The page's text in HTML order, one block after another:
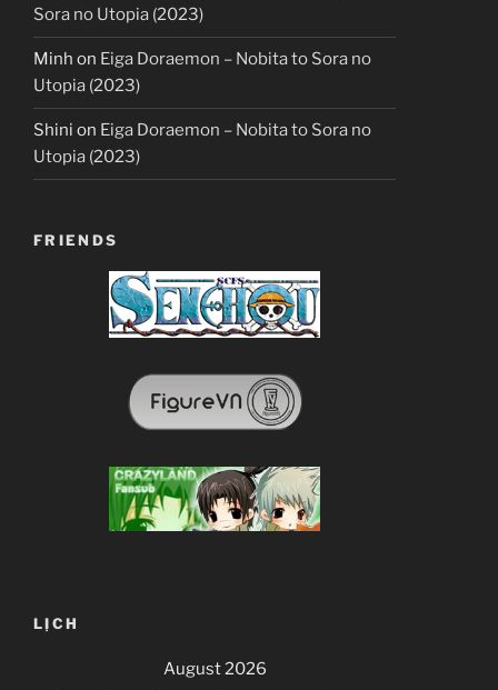
Sora no Utopia (2023)
Minh on Eiga Doraemon – Nobita to Sora no
Utopia (2023)
Shini on Eiga Doraemon – Nobita to Sora no
Utopia (2023)
FRIENDS
LỊCH
August 2026